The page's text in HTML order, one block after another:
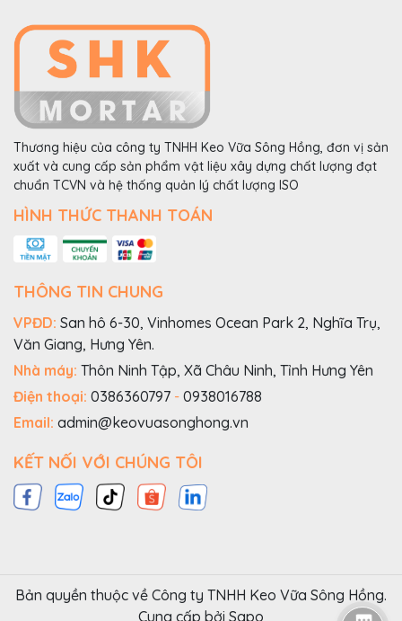
Thương hiệu của công ty TNHH Keo Vữa Sông Hồng, đơn vị sản
xuất và cung cấp sản phẩm vật liệu xây dựng chất lượng đạt
chuẩn TCVN và hệ thống quản lý chất lượng ISO
HÌNH THỨC THANH TOÁN
THÔNG TIN CHUNG
VPĐD: San hô 6-30, Vinhomes Ocean Park 2, Nghĩa Trụ,
Văn Giang, Hưng Yên.
Nhà máy: Thôn Ninh Tập, Xã Châu Ninh, Tỉnh Hưng Yên
Điện thoại: 0386360797 - 0938016788
Email: admin@keovuasonghong.vn
KẾT NỐI VỚI CHÚNG TÔI
Bản quyền thuộc về Công ty TNHH Keo Vữa Sông Hồng.
Cung cấp bởi Sapo